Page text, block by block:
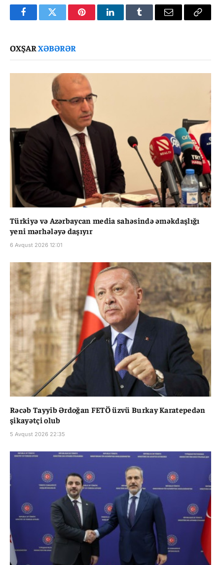
FacebookTwitter PinterestLinkedInTumblr Email
Copy
OXŞARXƏBƏRƏR
Türkiyə və Azərbaycan media sahəsində əməkdaşlığı
yeni mərhələyə daşıyır
6 Avqust 2026 12:01
Rəcəb Tayyib Ərdoğan FETÖ üzvü Burkay Karatepedən
şikayətçi olub
5 Avqust 2026 22:35